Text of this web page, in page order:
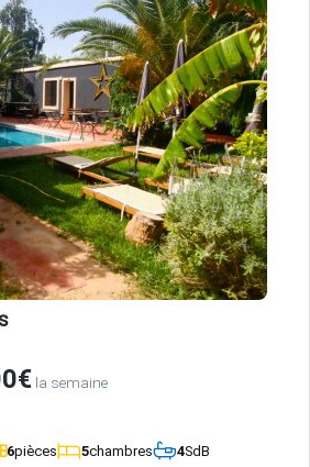
la semaine
6pièces 5chambres 4SdB